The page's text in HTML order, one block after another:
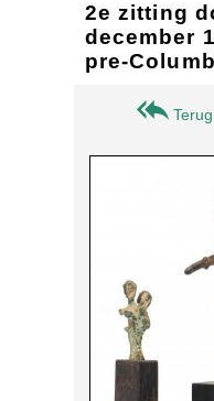
2e zitting
december
pre-
Terug